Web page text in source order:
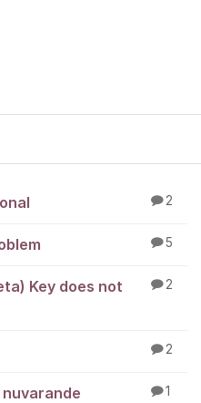
2
5
Key does not
2
2
1